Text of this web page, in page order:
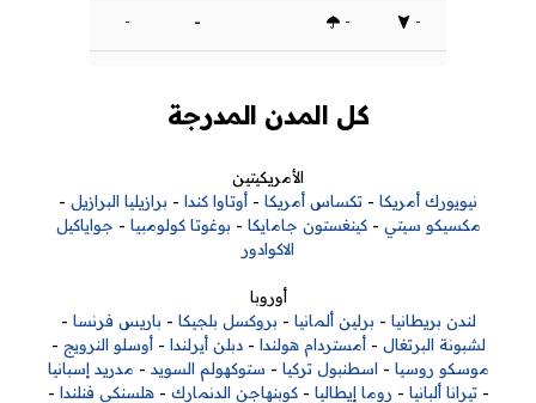
- - - -
كل المدن المدرجة
الأمريكيتين
نيويورك أمريكا - تكساس أمريكا - أوتاوا كندا - برازيليا البرازيل -
مكسيكو سيتي -كينغستون جامايكا - بوغوتا كولومبيا - جواياكيل
الاكوادور
أوروبا
لندن بريطانيا - برلين ألمانيا - بروكسل بلجيكا - باريس فرنسا -
لشبونة البرتغال -أمستردام هولندا -دبلن أيرلندا -أوسلو النرويج -
موسكو روسيا - اسطنبول تركيا - ستوكهولم السويد - مدريد إسبانيا
-تيرانا ألبانيا - روما إيطاليا -كوبنهاجن الدنمارك -هلسنكي فنلندا -